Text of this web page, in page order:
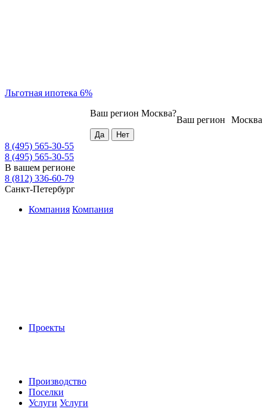
Льготная ипотека 6%
Москва
Ваш регион
Ваш регион Москва?
8 (495) 565-30-55
8 (495) 565-30-55
В вашем регионе
8 (812) 336-60-79
Санкт-Петербург
Компания Компания
Проекты
Производство
Поселки
Услуги Услуги